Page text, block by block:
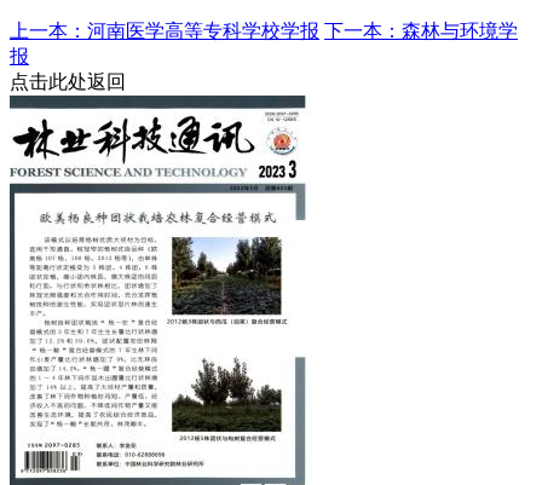
上一本：河南医学高等专科学校学报 下一本：森林与环境学
报
点击此处返回